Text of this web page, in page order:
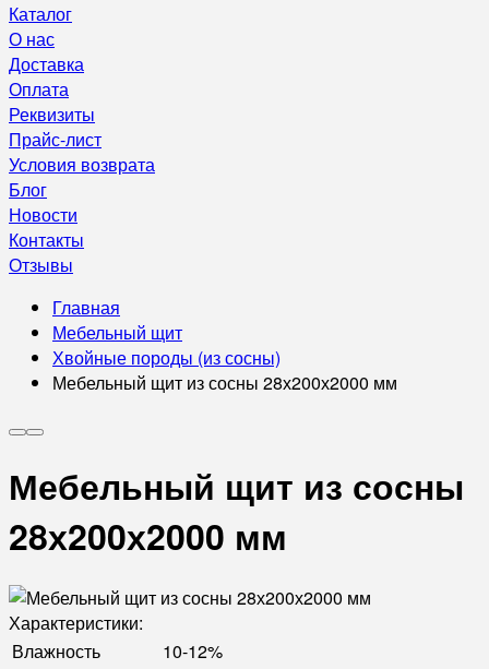
Каталог
О нас
Доставка
Оплата
Реквизиты
Прайс-лист
Условия возврата
Блог
Новости
Контакты
Отзывы
Главная
Мебельный щит
Хвойные породы (из сосны)
Мебельный щит из сосны 28х200х2000 мм
Мебельный щит из сосны
28х200х2000 мм
Характеристики:
Влажность
10-12%